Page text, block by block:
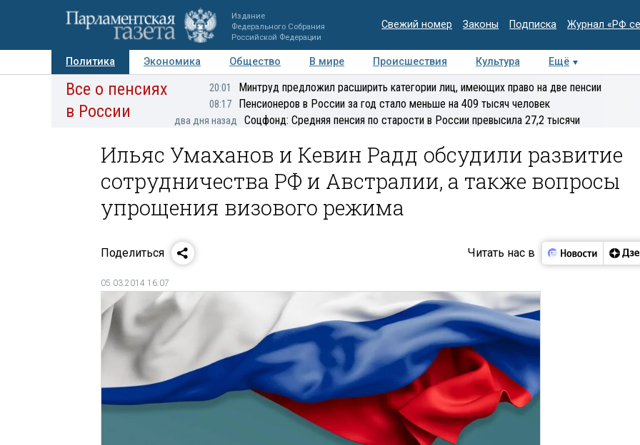
Издание
Федерального Собрания
Российской Федерации
Свежий номер Законы Подписка Журнал «РФ
Политика Экономика Общество В мире Происшествия Культура
Ещё
Авторы Персоны Мнения Регионы Медиацентр Интервью Колумнисты
Все о пенсиях
в России
20:01 Минтруд предложил расширить категории лиц, имеющих право на две пенсии
08:17 Пенсионеров в России за год стало меньше на 409 тысяч человек
два дня назад Соцфонд: Средняя пенсия по старости в России превысила 27,2 тысячи
Ильяс Умаханов и Кевин Радд обсудили развитие
сотрудничества РФ и Австралии, а также вопросы
упрощения визового режима
Поделиться Читать нас в
05.03.2014 16:07